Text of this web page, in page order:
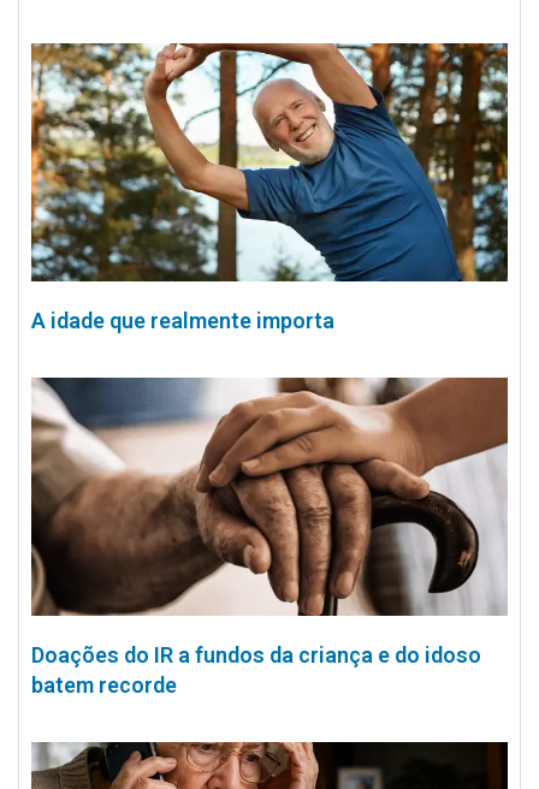
A idade que realmente importa
Doações do IR a fundos da criança e do idoso
batem recorde